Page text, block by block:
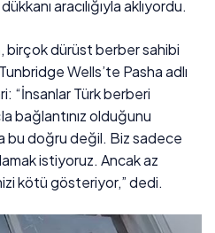
aracılığıyla aklıyordu.
birçok dürüst berber sahibi
Wells’te Pasha adlı
“İnsanlar Türk berberi
bağlantınız olduğunu
bu doğru değil. Biz sadece
istiyoruz. Ancak az
kötü gösteriyor,” dedi.